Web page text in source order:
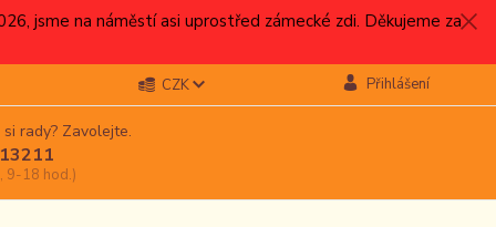
jsme na náměstí asi uprostřed zámecké zdi. Děkujeme za
CZK Přihlášení
rady? Zavolejte.
9-18 hod.)